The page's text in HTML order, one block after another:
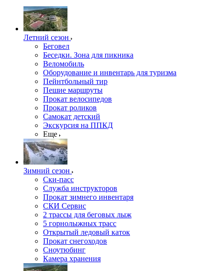
Летний сезон
Беговел
Беседки. Зона для пикника
Веломобиль
Оборудование и инвентарь для туризма
Пейнтбольный тир
Пешие маршруты
Прокат велосипедов
Прокат роликов
Самокат детский
Экскурсия на ППКД
Еще
Зимний сезон
Ски-пасс
Служба инструкторов
Прокат зимнего инвентаря
СКИ Сервис
2 трассы для беговых лыж
5 горнолыжных трасс
Открытый ледовый каток
Прокат снегоходов
Сноутюбинг
Камера хранения